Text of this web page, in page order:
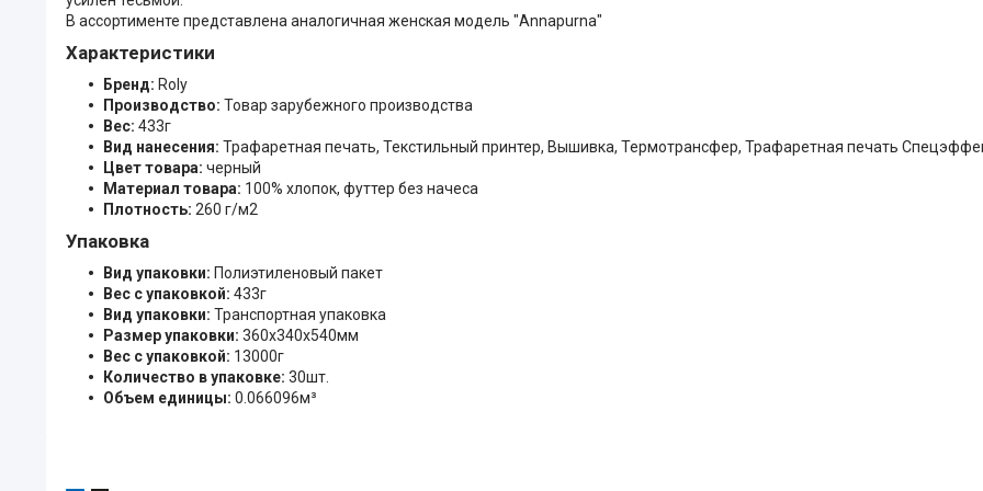
В ассортименте представлена аналогичная женская модель "Annapurna"
Характеристики
Бренд: Roly
Производство: Товар зарубежного производства
Вес: 433г
Вид нанесения: Трафаретная печать, Текстильный принтер, Вышивка, Термотрансфер, Трафаретная печать
Цвет товара: черный
Материал товара: 100% хлопок, футтер без начеса
Плотность: 260 г/м2
Упаковка
Вид упаковки: Полиэтиленовый пакет
Вес с упаковкой: 433г
Вид упаковки: Транспортная упаковка
Размер упаковки: 360x340x540мм
Вес с упаковкой: 13000г
Количество в упаковке: 30шт.
Объем единицы: 0.066096м³